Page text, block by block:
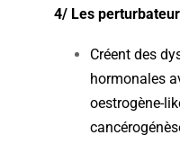
4/ Les
Créent des
hormonales
oestrogène-